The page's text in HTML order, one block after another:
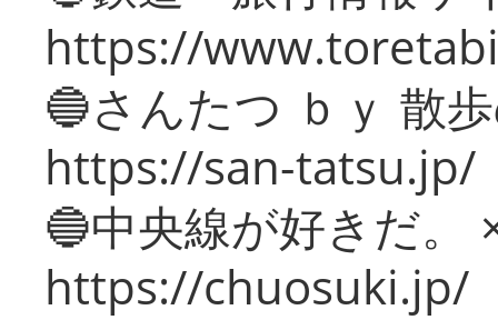
https://
🔵さんたつ ｂｙ 散
https://san-tatsu.jp/
🔵中央線が好きだ。
https://chuosuki.jp/